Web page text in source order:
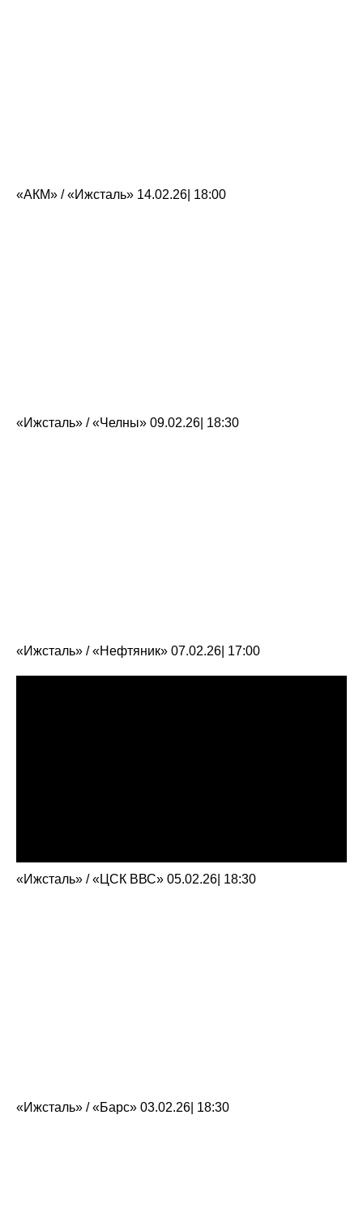
«АКМ» / «Ижсталь» 14.02.26| 18:00
«Ижсталь» / «Челны» 09.02.26| 18:30
«Ижсталь» / «Нефтяник» 07.02.26| 17:00
«Ижсталь» / «ЦСК ВВС» 05.02.26| 18:30
«Ижсталь» / «Барс» 03.02.26| 18:30